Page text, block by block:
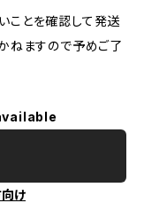
ことを確認して発送
ねますので予めご了
け